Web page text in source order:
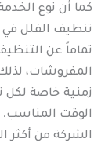
كما أن نوع
تنظيف الفلل في
تماماً عن
المفروشات،
زمنية خاصة
الوقت
الشركة من أكثر